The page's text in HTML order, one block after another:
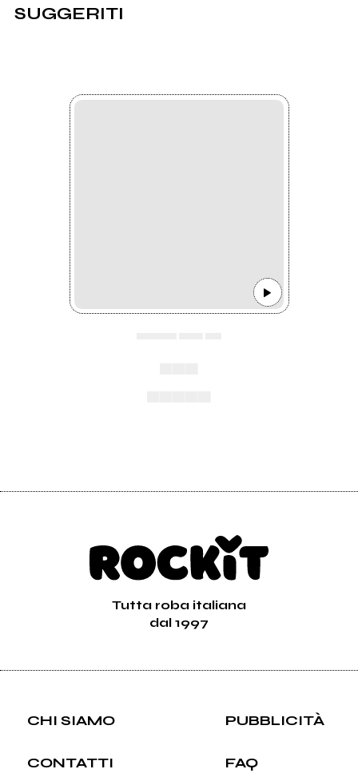
SUGGERITI
Tutta roba italiana
dal 1997
CHI SIAMO PUBBLICITÀ
CONTATTI FAQ